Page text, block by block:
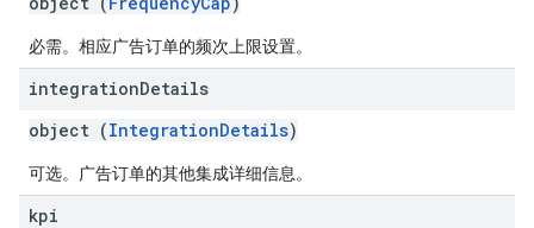
必需。相应广告订单的频次上限设置。
integrationDetails
object (IntegrationDetails)
可选。广告订单的其他集成详细信息。
kpi